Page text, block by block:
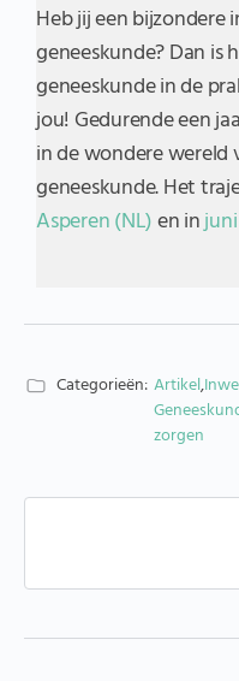
Heb jij een bijzondere
geneeskunde? Dan is
geneeskunde in de
jou! Gedurende een
in de wondere wereld
geneeskunde. Het
Asperen (NL)en in
Categorieën: Artikel,
zorgen